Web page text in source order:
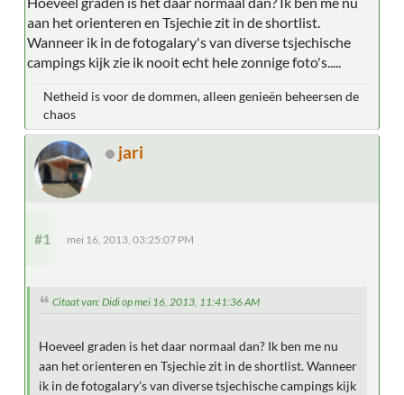
aan het orienteren en Tsjechie zit in de shortlist.
Wanneer ik in de fotogalary's van diverse tsjechische
campings kijk zie ik nooit echt hele zonnige foto's.....
Netheid is voor de dommen, alleen genieën beheersen de
chaos
jari
#1 mei 16, 2013, 03:25:07 PM
Citaat van: Didi op mei 16, 2013, 11:41:36 AM
Hoeveel graden is het daar normaal dan? Ik ben me nu
aan het orienteren en Tsjechie zit in de shortlist. Wanneer
ik in de fotogalary's van diverse tsjechische campings kijk